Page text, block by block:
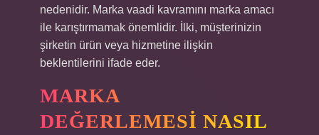
nedenidir. Marka vaadi kavramını marka amacı
ile karıştırmamak önemlidir. İlki, müşterinizin
şirketin ürün veya hizmetine ilişkin
beklentilerini ifade eder.
MARKA
DEĞERLEMESI NASIL